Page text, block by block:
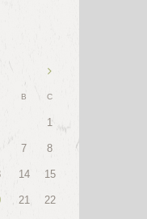
B C
1
7 8
14 15
21 22